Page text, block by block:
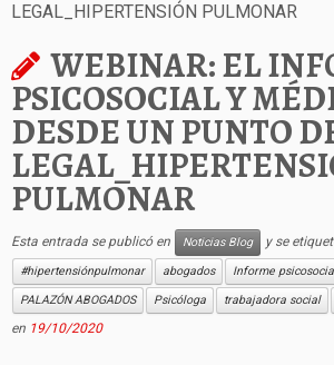
LEGAL_HIPERTENSIÓN PULMONAR
WEBINAR: EL
PSICOSOCIAL Y
DESDE UN PUNTO
PULMONAR
Esta entrada se publicó en Noticias Blog y se
#hipertensiónpulmonar abogados Informe
PALAZÓN ABOGADOS
Psicóloga trabajadora social
en 19/10/2020